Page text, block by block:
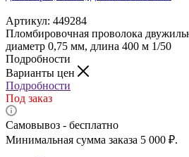
Артикул: 449284
Пломбировочная проволока
диаметр 0,75 мм, длина 400 м 1/50
Подробности
Варианты цен
Подробности
Под заказ
Самовывоз - бесплатно
Минимальная сумма заказа 5 000 ₽.